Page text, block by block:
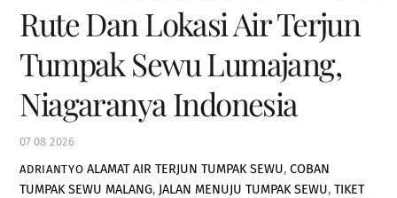
07 08 2026
Rute Dan Lokasi Air Terjun
Tumpak Sewu Lumajang,
Niagaranya Indonesia
ADRIANTYO ALAMAT AIR TERJUN TUMPAK SEWU,COBAN
TUMPAK SEWU MALANG, JALAN MENUJU TUMPAK SEWU,TIKET